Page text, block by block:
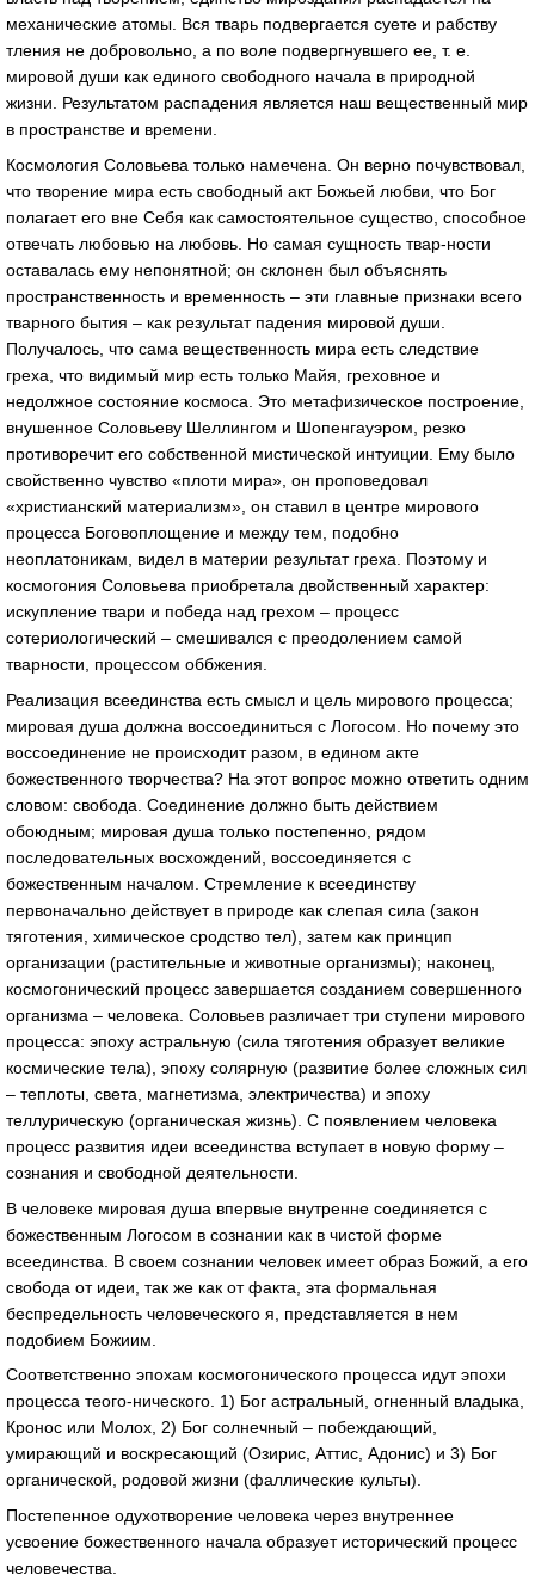
механические атомы. Вся тварь подвергается суете и рабству
тления не добровольно, а по воле подвергнувшего ее, т. е.
мировой души как единого свободного начала в природной
жизни. Результатом распадения является наш вещественный мир
в пространстве и времени.
Космология Соловьева только намечена. Он верно почувствовал,
что творение мира есть свободный акт Божьей любви, что Бог
полагает его вне Себя как самостоятельное существо, способное
отвечать любовью на любовь. Но самая сущность твар-ности
оставалась ему непонятной; он склонен был объяснять
пространственность и временность – эти главные признаки всего
тварного бытия – как результат падения мировой души.
Получалось, что сама вещественность мира есть следствие
греха, что видимый мир есть только Майя, греховное и
недолжное состояние космоса. Это метафизическое построение,
внушенное Соловьеву Шеллингом и Шопенгауэром, резко
противоречит его собственной мистической интуиции. Ему было
свойственно чувство «плоти мира», он проповедовал
«христианский материализм», он ставил в центре мирового
процесса Боговоплощение и между тем, подобно
неоплатоникам, видел в материи результат греха. Поэтому и
космогония Соловьева приобретала двойственный характер:
искупление твари и победа над грехом – процесс
сотериологический – смешивался с преодолением самой
тварности, процессом оббжения.
Реализация всеединства есть смысл и цель мирового процесса;
мировая душа должна воссоединиться с Логосом. Но почему это
воссоединение не происходит разом, в едином акте
божественного творчества? На этот вопрос можно ответить одним
словом: свобода. Соединение должно быть действием
обоюдным; мировая душа только постепенно, рядом
последовательных восхождений, воссоединяется с
божественным началом. Стремление к всеединству
первоначально действует в природе как слепая сила (закон
тяготения, химическое сродство тел), затем как принцип
организации (растительные и животные организмы); наконец,
космогонический процесс завершается созданием совершенного
организма – человека. Соловьев различает три ступени мирового
процесса: эпоху астральную (сила тяготения образует великие
космические тела), эпоху солярную (развитие более сложных сил
– теплоты, света, магнетизма, электричества) и эпоху
теллурическую (органическая жизнь). С появлением человека
процесс развития идеи всеединства вступает в новую форму –
сознания и свободной деятельности.
В человеке мировая душа впервые внутренне соединяется с
божественным Логосом в сознании как в чистой форме
всеединства. В своем сознании человек имеет образ Божий, а его
свобода от идеи, так же как от факта, эта формальная
беспредельность человеческого я, представляется в нем
подобием Божиим.
Соответственно эпохам космогонического процесса идут эпохи
процесса теого-нического. 1) Бог астральный, огненный владыка,
Кронос или Молох, 2) Бог солнечный – побеждающий,
умирающий и воскресающий (Озирис, Аттис, Адонис) и 3) Бог
органической, родовой жизни (фаллические культы).
Постепенное одухотворение человека через внутреннее
усвоение божественного начала образует исторический процесс
человечества.